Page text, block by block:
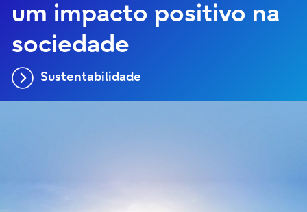
um impacto positivo na
sociedade
Sustentabilidade